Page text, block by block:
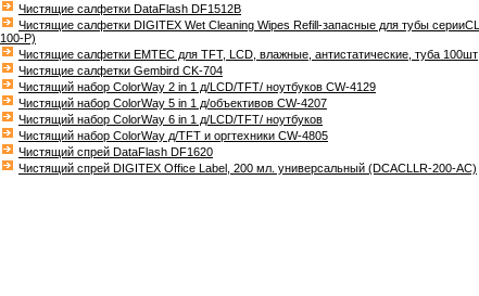
Чистящие салфетки DataFlash DF1512B
Чистящие салфетки DIGITEX Wet Cleaning Wipes Refill-запасные для тубы
100-P)
Чистящие салфетки EMTEC для TFT, LCD, влажные, антистатические, туба 100шт
Чистящие салфетки Gembird CK-704
Чистящий набор ColorWay 2 in 1 д/LCD/TFT/ ноутбуков CW-4129
Чистящий набор ColorWay 5 in 1 д/объективов CW-4207
Чистящий набор ColorWay 6 in 1 д/LCD/TFT/ ноутбуков
Чистящий набор ColorWay д/TFT и оргтехники CW-4805
Чистящий спрей DataFlash DF1620
Чистящий спрей DIGITEX Office Label, 200 мл. универсальный (DCACLLR-200-AC)